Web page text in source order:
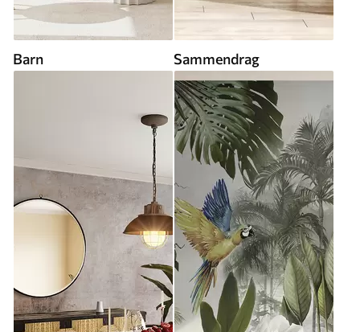
Barn Sammendrag